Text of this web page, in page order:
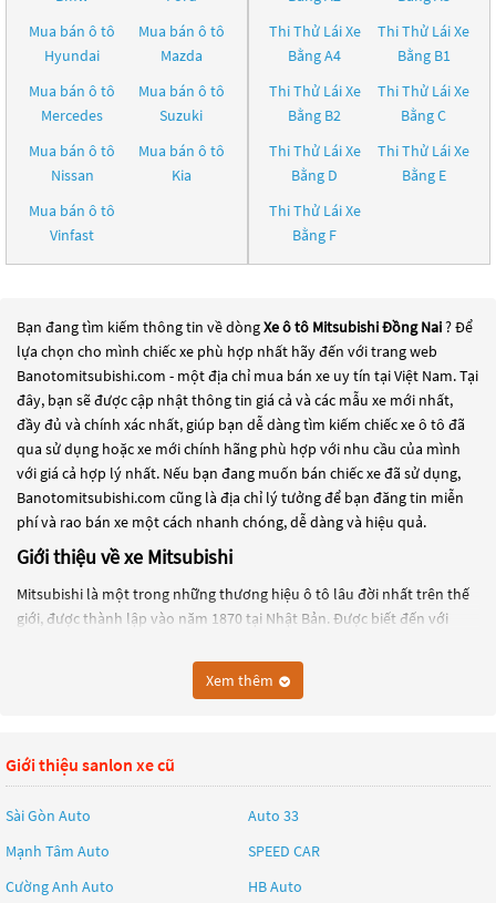
Mua bán ô tô
Hyundai
Mua bán ô tô
Mazda
Mua bán ô tô
Mercedes
Mua bán ô tô
Suzuki
Mua bán ô tô
Nissan
Mua bán ô tô
Kia
Mua bán ô tô
Vinfast
Thi Thử Lái Xe
Bằng A4
Thi Thử Lái Xe
Bằng B1
Thi Thử Lái Xe
Bằng B2
Thi Thử Lái Xe
Bằng C
Thi Thử Lái Xe
Bằng D
Thi Thử Lái Xe
Bằng E
Thi Thử Lái Xe
Bằng F
Bạn đang tìm kiếm thông tin về dòngXe ô tô Mitsubishi Đồng Nai? Để
lựa chọn cho mình chiếc xe phù hợp nhất hãy đến với trang web
Banotomitsubishi.com - một địa chỉ mua bán xe uy tín tại Việt Nam. Tại
đây, bạn sẽ được cập nhật thông tin giá cả và các mẫu xe mới nhất,
đầy đủ và chính xác nhất, giúp bạn dễ dàng tìm kiếm chiếc xe ô tô đã
qua sử dụng hoặc xe mới chính hãng phù hợp với nhu cầu của mình
với giá cả hợp lý nhất. Nếu bạn đang muốn bán chiếc xe đã sử dụng,
Banotomitsubishi.com cũng là địa chỉ lý tưởng để bạn đăng tin miễn
phí và rao bán xe một cách nhanh chóng, dễ dàng và hiệu quả.
Giới thiệu về xe Mitsubishi
Mitsubishi là một trong những thương hiệu ô tô lâu đời nhất trên thế
giới, được thành lập vào năm 1870 tại Nhật Bản. Được biết đến với
những thương hiệu xe hơi hàng đầu trên thế giới.
Các dòng xe ô tô của Mitsubishi gồm có:
kiệm nhiên liệu của Mitsubishi.
Mitsubishi, có khả năng vận hành linh hoạt trên địa hình khác nhau.
Mitsubishi Pajero: Là dòng xe SUV cỡ lớn của Mitsubishi, được thiết kế
cho những chuyến đi off-road.
Xem thêm
Giới thiệu sanlon xe cũ
Sài Gòn Auto
Auto 33
Mạnh Tâm Auto
SPEED CAR
Cường Anh Auto
HB Auto